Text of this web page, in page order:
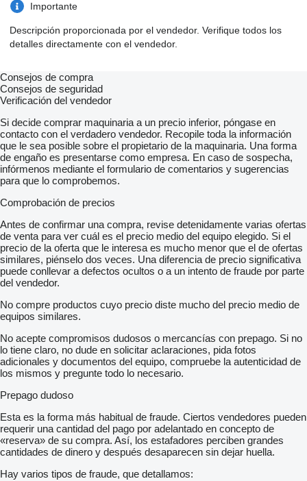
Importante
Descripción proporcionada por el vendedor. Verifique todos los
detalles directamente con el vendedor.
Consejos de compra
Consejos de seguridad
Verificación del vendedor
Si decide comprar maquinaria a un precio inferior, póngase en
contacto con el verdadero vendedor. Recopile toda la información
que le sea posible sobre el propietario de la maquinaria. Una forma
de engaño es presentarse como empresa. En caso de sospecha,
infórmenos mediante el formulario de comentarios y sugerencias
para que lo comprobemos.
Comprobación de precios
Antes de confirmar una compra, revise detenidamente varias ofertas
de venta para ver cuál es el precio medio del equipo elegido. Si el
precio de la oferta que le interesa es mucho menor que el de ofertas
similares, piénselo dos veces. Una diferencia de precio significativa
puede conllevar a defectos ocultos o a un intento de fraude por parte
del vendedor.
No compre productos cuyo precio diste mucho del precio medio de
equipos similares.
No acepte compromisos dudosos o mercancías con prepago. Si no
lo tiene claro, no dude en solicitar aclaraciones, pida fotos
adicionales y documentos del equipo, compruebe la autenticidad de
los mismos y pregunte todo lo necesario.
Prepago dudoso
Esta es la forma más habitual de fraude. Ciertos vendedores pueden
requerir una cantidad del pago por adelantado en concepto de
«reserva» de su compra. Así, los estafadores perciben grandes
cantidades de dinero y después desaparecen sin dejar huella.
Hay varios tipos de fraude, que detallamos: